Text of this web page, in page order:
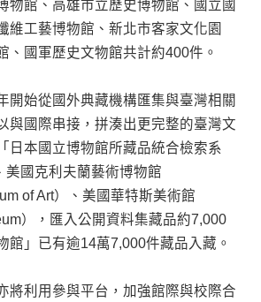
物館、高雄市立歷史博物館、國立國
維工藝博物館、新北市客家文化園
、國軍歷史文物館共計約400件。
開始從國外典藏機構匯集與臺灣相關
與國際串接，拼湊出更完整的臺灣文
日本國立博物館所藏品統合檢索系
國克利夫蘭藝術博物館
of Art）、美國華特斯美術館
），匯入公開資料集藏品約7,000
館」已有逾14萬7,000件藏品入藏。
將利用參與平台，加強館際與校際合